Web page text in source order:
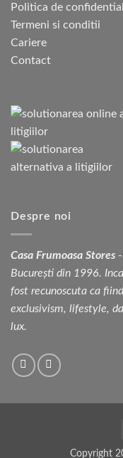
Politica de
Termeni si conditii
Cariere
Contact
Despre noi
Casa Frumoasa Stores
București din 1996.
fost recunoscuta ca
exclusivism, lifestyle,
lux.
Copyright